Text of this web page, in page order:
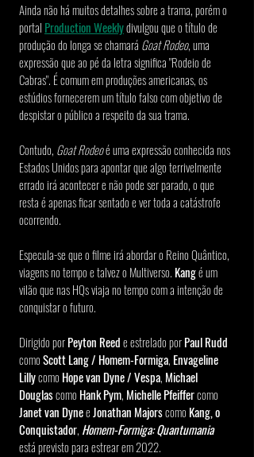
Ainda não há muitos detalhes sobre a trama, porém o
portal Production Weekly divulgou que o título de
produção do longa se chamará Goat Rodeo, uma
expressão que ao pé da letra significa "Rodeio de
Cabras". É comum em produções americanas, os
estúdios fornecerem um título falso com objetivo de
despistar o público a respeito da sua trama.
Contudo, Goat Rodeo é uma expressão conhecida nos
Estados Unidos para apontar que algo terrivelmente
errado irá acontecer e não pode ser parado, o que
resta é apenas ficar sentado e ver toda a catástrofe
ocorrendo.
Especula-se que o filme irá abordar o Reino Quântico,
viagens no tempo e talvez o Multiverso. Kang é um
vilão que nas HQs viaja no tempo com a intenção de
conquistar o futuro.
Dirigido por Peyton Reed e estrelado por Paul Rudd
como Scott Lang / Homem-Formiga, Envageline
Lilly como Hope van Dyne / Vespa, Michael
Douglas como Hank Pym, Michelle Pfeiffer como
Janet van Dyne e Jonathan Majors como Kang, o
Conquistador, Homem-Formiga: Quantumania
está previsto para estrear em 2022.